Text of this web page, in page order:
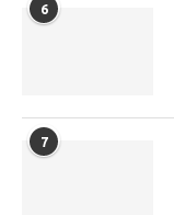
6
7